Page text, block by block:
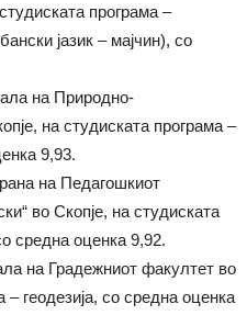
програма –
јазик – мајчин), со
на Природно-
на студиската програма –
9,93.
на Педагошкиот
во Скопје, на студиската
средна оценка 9,92.
на Градежниот факултет во
– геодезија, со средна оценка